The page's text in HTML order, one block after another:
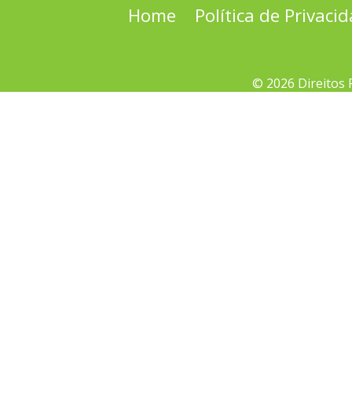
Home Política de
© 2026 Direitos